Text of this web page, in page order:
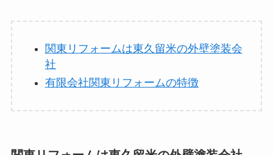
関東リフォームは東久留米の外壁塗装会
社
有限会社関東リフォームの特徴